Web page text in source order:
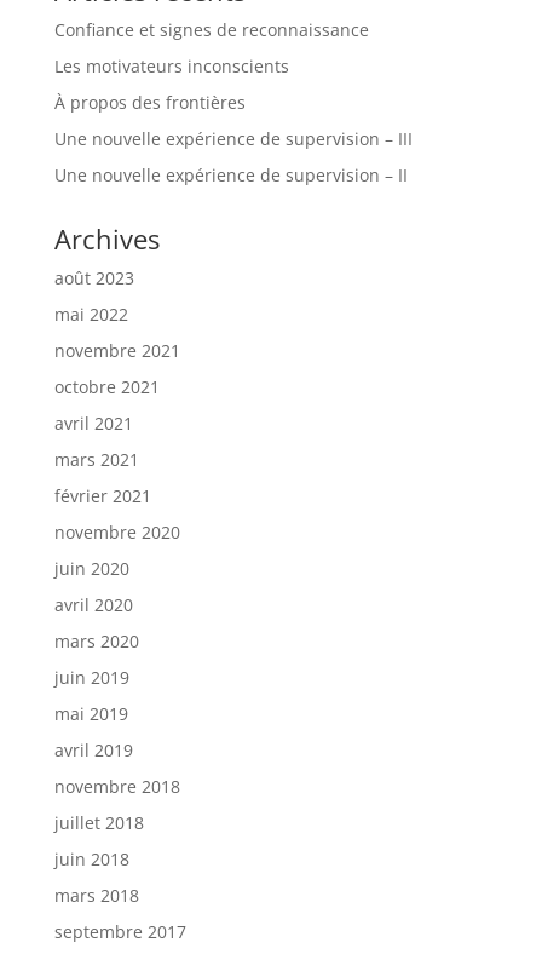
Confiance et signes de reconnaissance
Les motivateurs inconscients
À propos des frontières
Une nouvelle expérience de supervision – III
Une nouvelle expérience de supervision – II
Archives
août 2023
mai 2022
novembre 2021
octobre 2021
avril 2021
mars 2021
février 2021
novembre 2020
juin 2020
avril 2020
mars 2020
juin 2019
mai 2019
avril 2019
novembre 2018
juillet 2018
juin 2018
mars 2018
septembre 2017